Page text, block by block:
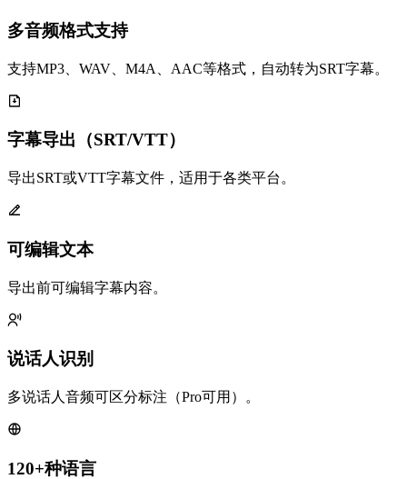
多音频格式支持
支持MP3、WAV、M4A、AAC等格式，自动转为SRT字幕。
字幕导出（SRT/VTT）
导出SRT或VTT字幕文件，适用于各类平台。
可编辑文本
导出前可编辑字幕内容。
说话人识别
多说话人音频可区分标注（Pro可用）。
120+种语言